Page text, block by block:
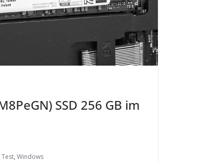
SSD 256 GB im
Test, Windows